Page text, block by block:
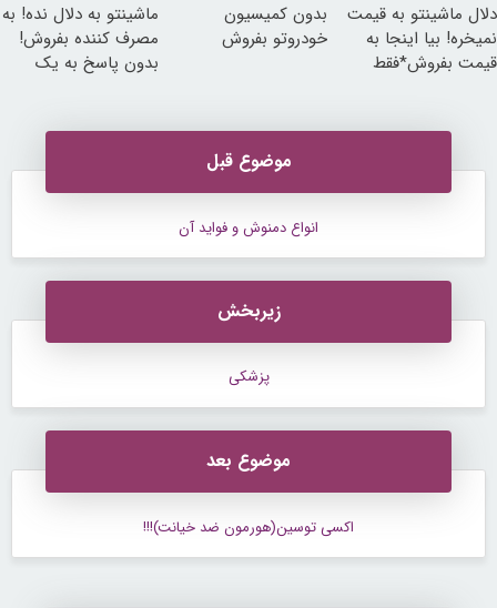
دلال ماشینتو به قیمت
نمیخره! بیا اینجا به
قیمت بفروش*فقط
بدون کمیسیون
خودروتو بفروش
ماشینتو به دلال نده! به
مصرف کننده بفروش!
بدون پاسخ به یک
موضوع قبل
انواع دمنوش و فواید آن
زیربخش
پزشکی
موضوع بعد
اکسی توسین(هورمون ضد خیانت)!!!